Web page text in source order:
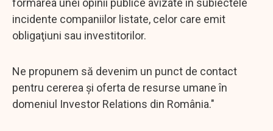
incidente companiilor listate, celor care emit
obligaţiuni sau investitorilor.
Ne propunem să devenim un punct de contact
pentru cererea și oferta de resurse umane în
domeniul Investor Relations din România."